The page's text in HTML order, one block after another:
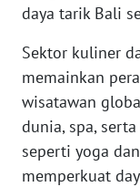
daya tarik Bali
Sektor kuliner
memainkan
wisatawan
dunia, spa,
seperti yoga
memperkuat
WN
JAMBI
WN
SULTRA
NTB